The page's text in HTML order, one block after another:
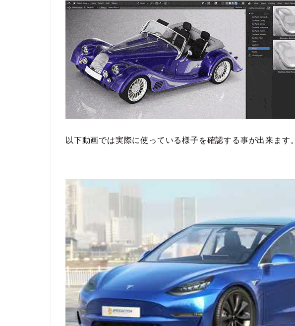
以下動画では実際に使っている様子を確認する事が出来ます。